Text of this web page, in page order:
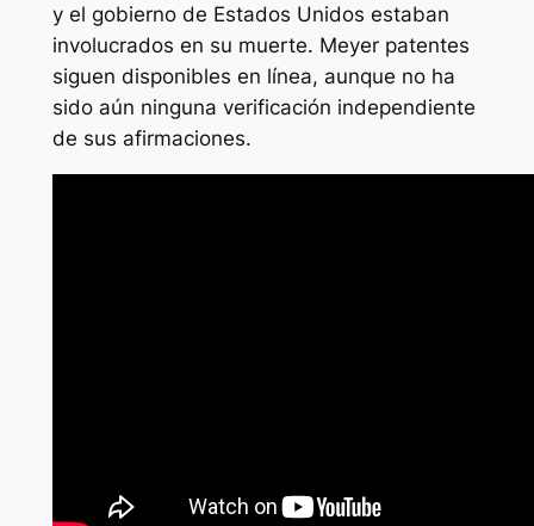
y el gobierno de Estados Unidos estaban
involucrados en su muerte. Meyer patentes
siguen disponibles en línea, aunque no ha
sido aún ninguna verificación independiente
de sus afirmaciones.